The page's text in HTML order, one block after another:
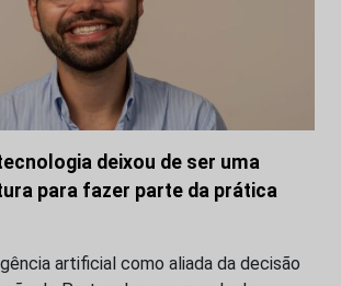
deixou de ser uma
para fazer parte da prática
artificial como aliada da decisão